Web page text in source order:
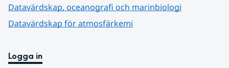
Datavärdskap, oceanografi och marinbiologi
Datavärdskap för atmosfärkemi
Logga in